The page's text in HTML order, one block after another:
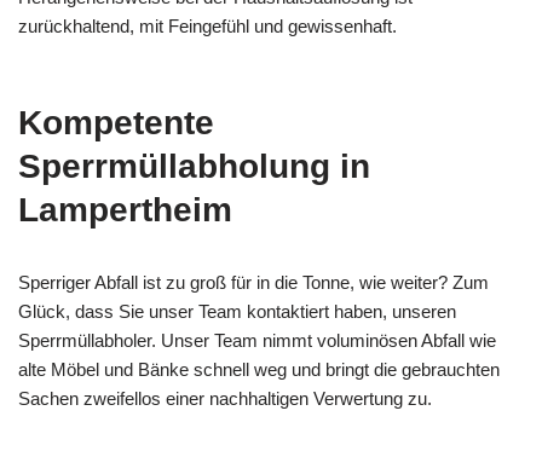
zurückhaltend, mit Feingefühl und gewissenhaft.
Kompetente
Sperrmüllabholung in
Lampertheim
Sperriger Abfall ist zu groß für in die Tonne, wie weiter? Zum
Glück, dass Sie unser Team kontaktiert haben, unseren
Sperrmüllabholer. Unser Team nimmt voluminösen Abfall wie
alte Möbel und Bänke schnell weg und bringt die gebrauchten
Sachen zweifellos einer nachhaltigen Verwertung zu.